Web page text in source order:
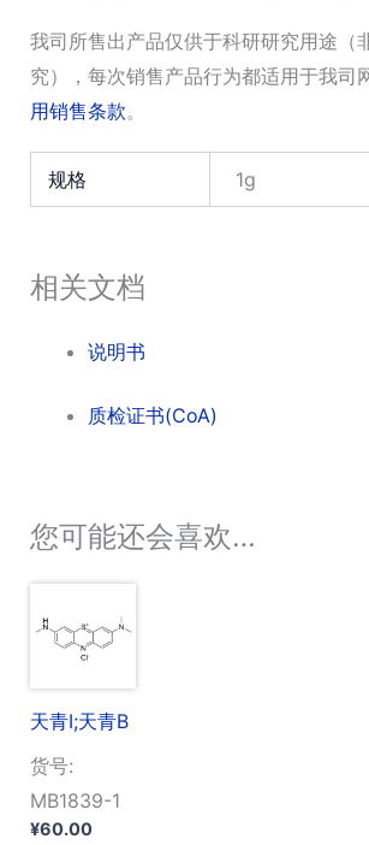
我司所售出产品仅供于科研研究用途（
究），每次销售产品行为都适用于我司
用销售条款。
规格 1g
相关文档
说明书
质检证书(CoA)
您可能还会喜欢…
天青I;天青B
货号:
MB1839-1
¥60.00